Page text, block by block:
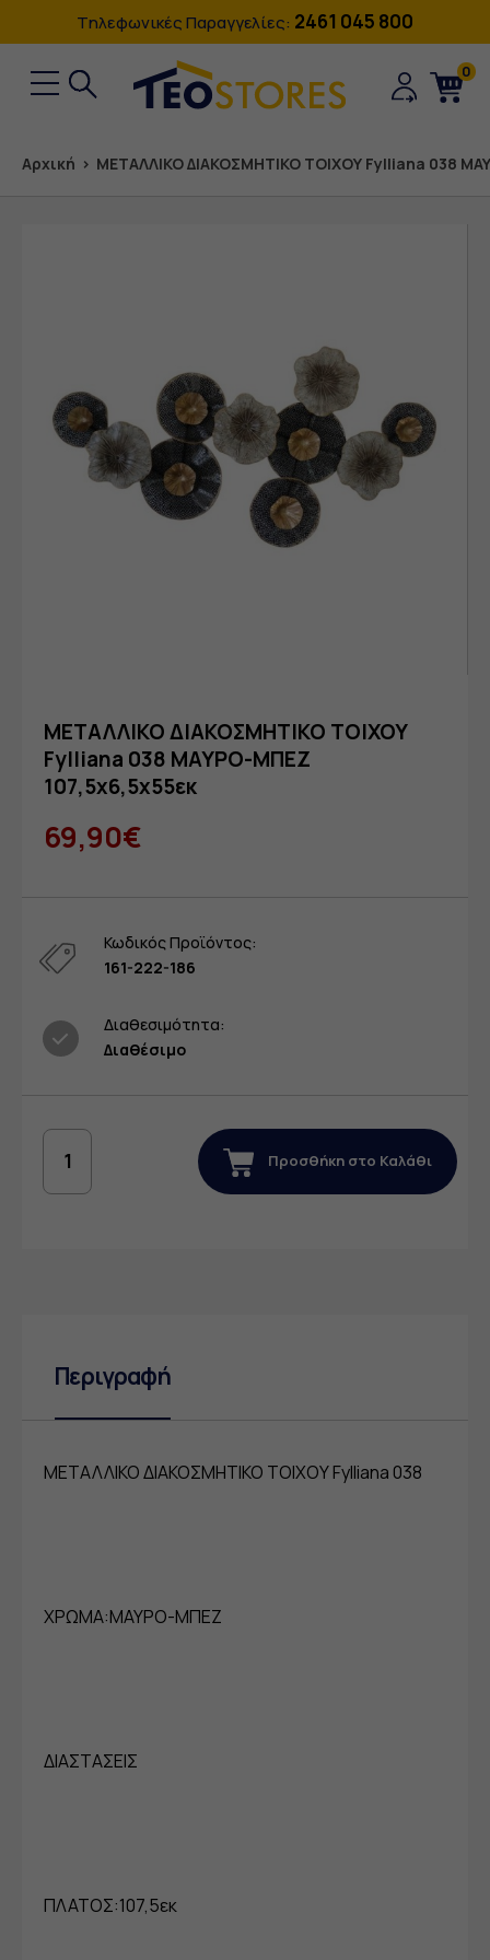
Tηλεφωνικές Παραγγελίες: 2461 045 800
0
Αρχική › ΜΕΤΑΛΛΙΚΟ ΔΙΑΚΟΣΜΗΤΙΚΟ ΤΟΙΧΟΥ Fylliana 038
ΜΕΤΑΛΛΙΚΟ ΔΙΑΚΟΣΜΗΤΙΚΟ ΤΟΙΧΟΥ
Fylliana 038 ΜΑΥΡΟ-ΜΠΕΖ
107,5x6,5x55εκ
69,90€
Κωδικός Προϊόντος:
161-222-186
Διαθεσιμότητα:
Διαθέσιμο
Προσθήκη στο Καλάθι
Περιγραφή
ΜΕΤΑΛΛΙΚΟ ΔΙΑΚΟΣΜΗΤΙΚΟ ΤΟΙΧΟΥ Fylliana 038
ΧΡΩΜΑ:ΜΑΥΡΟ-ΜΠΕΖ
ΔΙΑΣΤΑΣΕΙΣ
ΠΛΑΤΟΣ:107,5εκ